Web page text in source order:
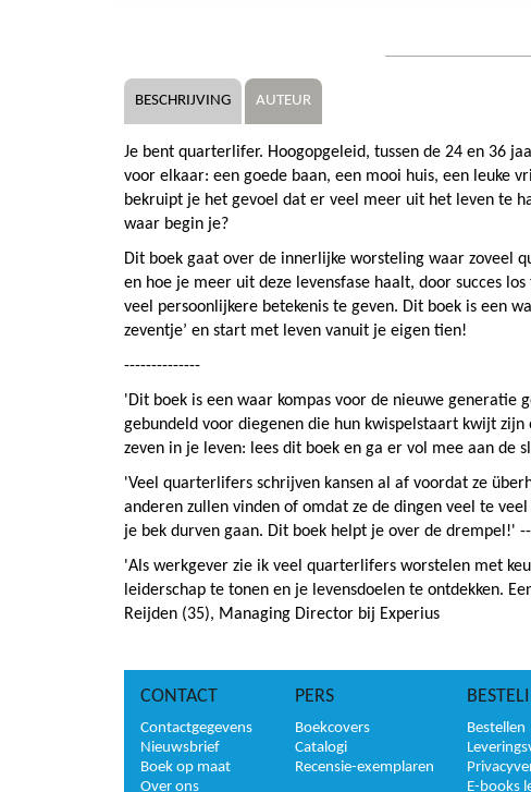
BESCHRIJVING AUTEUR
Je bent quarterlifer. Hoogopgeleid, tussen de 24 en 36
voor elkaar: een goede baan, een mooi huis, een leuke
bekruipt je het gevoel dat er veel meer uit het leven te
waar begin je?
Dit boek gaat over de innerlijke worsteling waar zoveel
en hoe je meer uit deze levensfase haalt, door succes
veel persoonlijkere betekenis te geven. Dit boek is een
zeventje’ en start met leven vanuit je eigen tien!
--------------
'Dit boek is een waar kompas voor de nieuwe generatie
gebundeld voor diegenen die hun kwispelstaart kwijt
zeven in je leven: lees dit boek en ga er vol mee aan de
'Veel quarterlifers schrijven kansen al af voordat ze
anderen zullen vinden of omdat ze de dingen veel te
je bek durven gaan. Dit boek helpt je over de drempel!'
'Als werkgever zie ik veel quarterlifers worstelen met
leiderschap te tonen en je levensdoelen te ontdekken.
Reijden (35), Managing Director bij Experius
CONTACT
Contactgegevens
Nieuwsbrief
Boek op maat
Over ons
PERS
Boekcovers
Catalogi
Recensie-exemplaren
Bestellen
E-books